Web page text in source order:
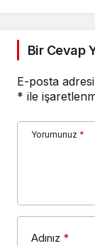
Bir Cevap
E-posta
* ile
Yorumunuz *
Adınız *